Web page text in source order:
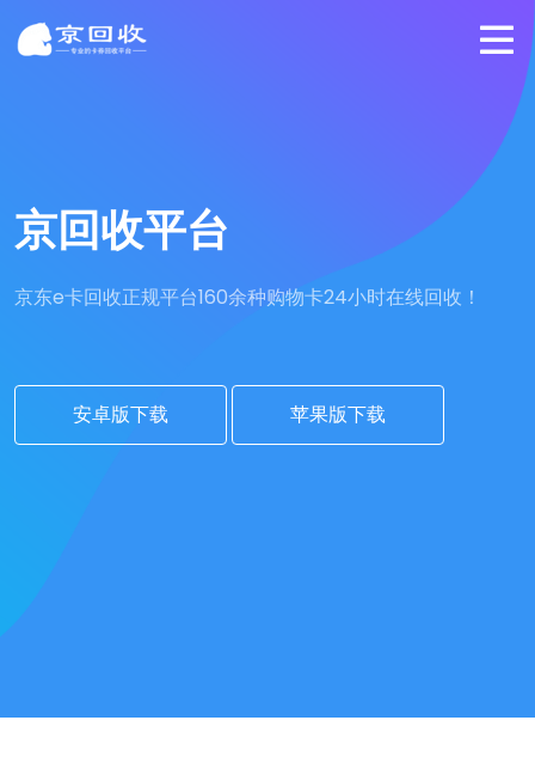
京回收平台
京东e卡回收正规平台160余种购物卡24小时在线回收！
安卓版下载 苹果版下载